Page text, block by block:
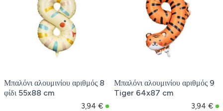
Μπαλόνι αλουμινίου αριθμός 8
φίδι 55x88 cm
3,94 €
Μπαλόνι αλουμινίου αριθμός 9
Tiger 64x87 cm
3,94 €